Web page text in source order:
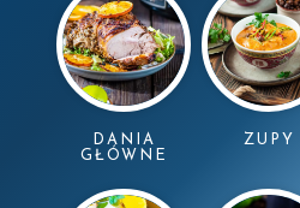
DANIA
GŁÓWNE
ZUPY